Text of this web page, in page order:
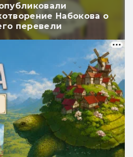
Набокова о
перевели